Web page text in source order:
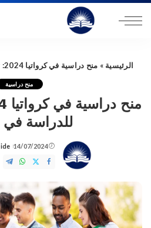
الرئيسية » منح دراسية في كرواتيا 2024: تمويل كامل للدراسة في أوروبا
منح دراسية
للدراسة في
14/07/2024
by